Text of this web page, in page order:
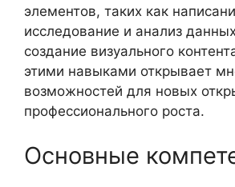
элементов, таких как
исследование и анализ
создание визуального
этими навыками открывает
возможностей для новых
профессионального роста.
Основные